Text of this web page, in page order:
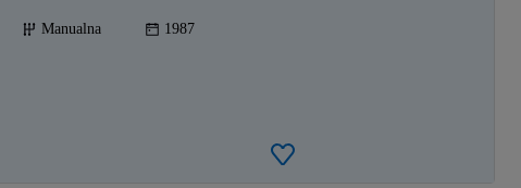
Manualna 1987